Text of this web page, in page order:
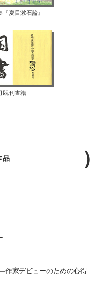
夏目漱石論』
既刊書籍
品
作家デビューのための心得